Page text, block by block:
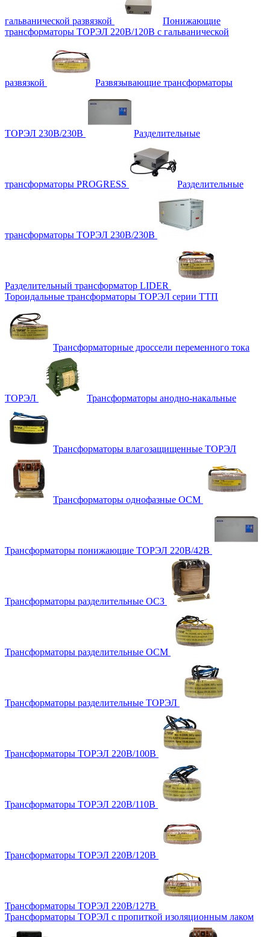
гальванической развязкой
Понижающие
трансформаторы ТОРЭЛ 220В/120В с гальванической
развязкой Развязывающие трансформаторы
ТОРЭЛ 230В/230В Разделительные
трансформаторы PROGRESS Разделительные
трансформаторы ТОРЭЛ 230В/230В
Разделительный трансформатор LIDER
Тороидальные трансформаторы ТОРЭЛ серии ТТП
Трансформаторные дроссели переменного тока
ТОРЭЛ Трансформаторы анодно-накальные
Трансформаторы влагозащищенные ТОРЭЛ
Трансформаторы однофазные ОСМ
Трансформаторы понижающие ТОРЭЛ 220В/42В
Трансформаторы разделительные ОСЗ
Трансформаторы разделительные ОСМ
Трансформаторы разделительные ТОРЭЛ
Трансформаторы ТОРЭЛ 220В/100В
Трансформаторы ТОРЭЛ 220В/110В
Трансформаторы ТОРЭЛ 220В/120В
Трансформаторы ТОРЭЛ 220В/127В
Трансформаторы ТОРЭЛ с пропиткой изоляционным лаком